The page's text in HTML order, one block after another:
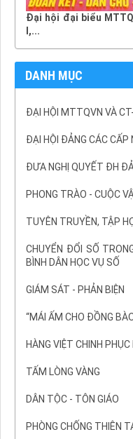
Đại hội đại biểu
I,...
DANH MỤC
ĐẠI HỘI MTTQVN VÀ
ĐẠI HỘI ĐẢNG CÁC
ĐƯA NGHỊ QUYẾT ĐH
PHONG TRÀO - CUỘC
TUYÊN TRUYỀN, TẬP
CHUYỂN ĐỔI SỐ
BÌNH DÂN HỌC VỤ SỐ
GIÁM SÁT - PHẢN BIỆN
“MÁI ẤM CHO ĐỒNG
HÀNG VIỆT CHINH
TẤM LÒNG VÀNG
DÂN TỘC - TÔN GIÁO
PHÒNG CHỐNG THIÊN